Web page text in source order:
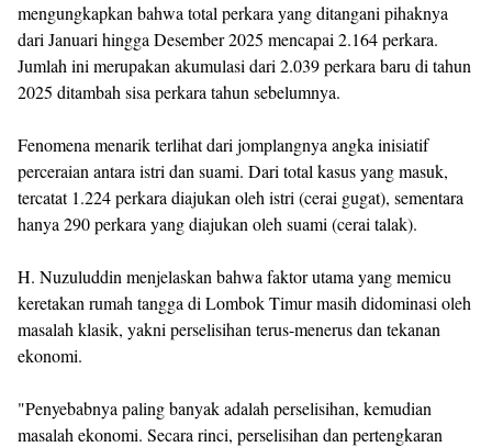
mengungkapkan bahwa total perkara yang ditangani pihaknya
dari Januari hingga Desember 2025 mencapai 2.164 perkara.
Jumlah ini merupakan akumulasi dari 2.039 perkara baru di tahun
2025 ditambah sisa perkara tahun sebelumnya.
Fenomena menarik terlihat dari jomplangnya angka inisiatif
perceraian antara istri dan suami. Dari total kasus yang masuk,
tercatat 1.224 perkara diajukan oleh istri (cerai gugat), sementara
hanya 290 perkara yang diajukan oleh suami (cerai talak).
H. Nuzuluddin menjelaskan bahwa faktor utama yang memicu
keretakan rumah tangga di Lombok Timur masih didominasi oleh
masalah klasik, yakni perselisihan terus-menerus dan tekanan
ekonomi.
"Penyebabnya paling banyak adalah perselisihan, kemudian
masalah ekonomi. Secara rinci, perselisihan dan pertengkaran